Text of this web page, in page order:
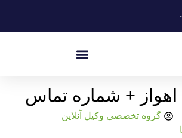
اهواز + شماره تماس
گروه تخصصی وکیل آنلاین